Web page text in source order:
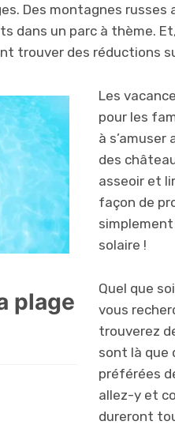
Des montagnes russes
dans un parc à thème.
trouver des réductions
plage
Les
pour les
à
des
asseoir et
façon de
solaire !
Quel que
vous
trouverez
sont là que
préférées
allez-y et
dureront